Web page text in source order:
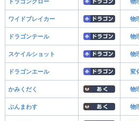
ドラゴンクロー 物
ワイドブレイカー 物
ドラゴンテール 物
スケイルショット 物
ドラゴンエール 変
かみくだく 物
ぶんまわす 物